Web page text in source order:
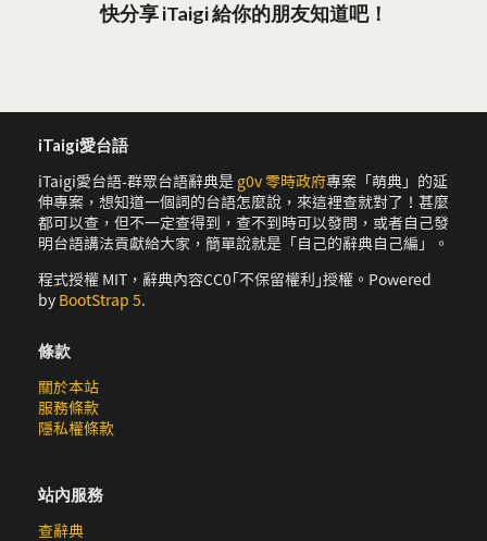
快分享 iTaigi 給你的朋友知道吧！
iTaigi愛台語
iTaigi愛台語-群眾台語辭典是 g0v 零時政府專案「萌典」的延
伸專案，想知道一個詞的台語怎麼說，來這裡查就對了！甚麼
都可以查，但不一定查得到，查不到時可以發問，或者自己發
明台語講法貢獻給大家，簡單說就是「自己的辭典自己編」。
程式授權 MIT，辭典內容CC0｢不保留權利｣授權。Powered
by BootStrap 5.
條款
關於本站
服務條款
隱私權條款
站內服務
查辭典